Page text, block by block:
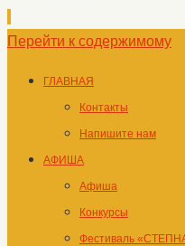
Перейти к содержимому
ГЛАВНАЯ
Контакты
Напишите нам
АФИША
Афиша
Конкурсы
Фестиваль